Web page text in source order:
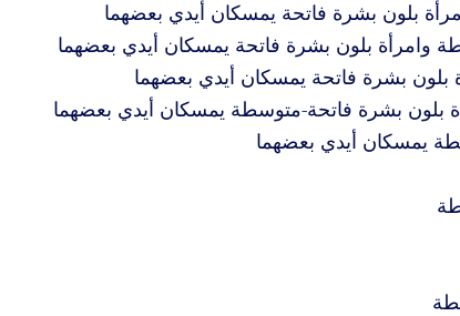
بلون بشرة فاتحة يمسكان أيدي بعضهما
وامرأة بلون بشرة فاتحة يمسكان أيدي بعضهما
بلون بشرة فاتحة يمسكان أيدي بعضهما
بلون بشرة فاتحة-متوسطة يمسكان أيدي بعضهما
يمسكان أيدي بعضهما